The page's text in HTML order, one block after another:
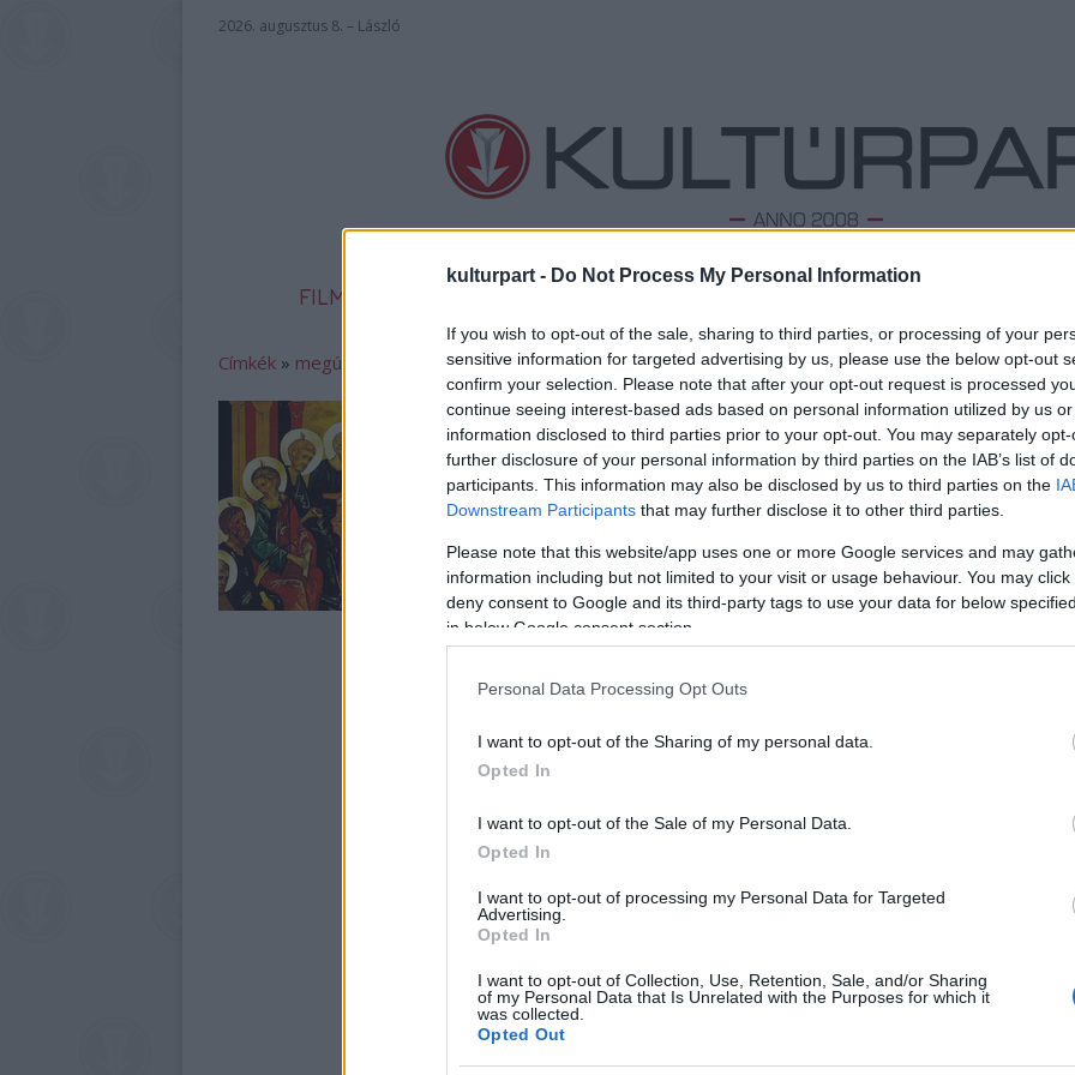
kulturpart - Do Not Process My Personal Information
If you wish to opt-out of the sale, sharing to third parties, or processing of your
sensitive information for targeted advertising by us, please use the below opt-out
confirm your selection. Please note that after your opt-out request is processed
continue seeing interest-based ads based on personal information utilized by us
information disclosed to third parties prior to your opt-out. You may separately
further disclosure of your personal information by third parties on the IAB’s list of
participants. This information may also be disclosed by us to third parties on the
Downstream Participants that may further disclose it to other third parties.
Please note that this website/app uses one or more Google services and may
information including but not limited to your visit or usage behaviour. You may
deny consent to Google and its third-party tags to use your data for below
in below Google consent section.
Personal Data Processing Opt Outs
I want to opt-out of the Sharing of my personal data.
Opted In
I want to opt-out of the Sale of my Personal Data.
Opted In
I want to opt-out of processing my Personal Data for Targeted
Advertising.
Opted In
I want to opt-out of Collection, Use, Retention, Sale, and/or Sharing
of my Personal Data that Is Unrelated with the Purposes for which it
was collected.
Opted Out
2026. augusztus 8. – László
FILM
Címkék » megújulási_mozgalom
Tömegek, tűzcsóvák és extázis: Pünkösd!
2016. 05. 15.|Bereczki Fodor Enikő
A Szentlélek eljövetelének ünnepe fontosabb, mint
gondolnánk, ráadásul számos progresszív mozgalmat is
megihletett.
tovább
Top
A
A